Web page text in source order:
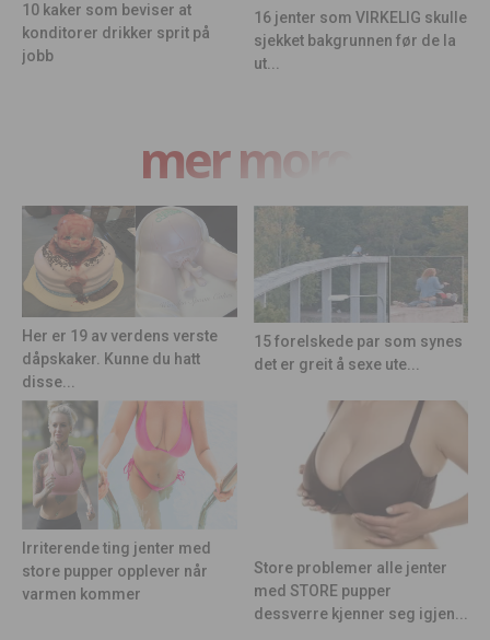
10 kaker som beviser at
konditorer drikker sprit på
jobb
16 jenter som VIRKELIG skulle
sjekket bakgrunnen før de la
ut...
mer moro
Her er 19 av verdens verste
dåpskaker. Kunne du hatt
disse...
15 forelskede par som synes
det er greit å sexe ute...
Irriterende ting jenter med
store pupper opplever når
varmen kommer
Store problemer alle jenter
med STORE pupper
dessverre kjenner seg igjen...